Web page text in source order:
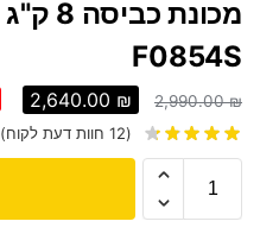
F0854S
2,990.00₪
2,640.00 ₪
(
12 חוות דעת לקוח)